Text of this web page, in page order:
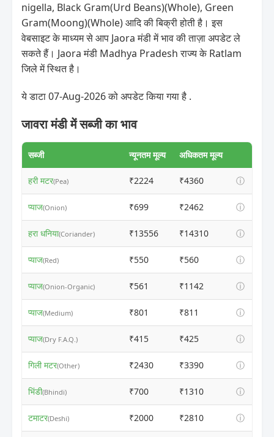
nigella, Black Gram(Urd Beans)(Whole), Green
Gram(Moong)(Whole) आदि की बिक्री होती है। इस
वेबसाइट के माध्यम से आप Jaora मंडी में भाव की ताज़ा अपडेट ले
सकते हैं। Jaora मंडी Madhya Pradesh राज्य के Ratlam
जिले में स्थित है।
ये डाटा 07-Aug-2026 को अपडेट किया गया है .
जावरा मंडी में सब्जी का भाव
सब्जी न्यूनतम मूल्य अधिकतम मूल्य
हरी मटर(Pea) ₹2224 ₹4360 ⓘ
प्याज(Onion) ₹699 ₹2462 ⓘ
हरा धनिया(Coriander) ₹13556 ₹14310 ⓘ
प्याज(Red) ₹550 ₹560 ⓘ
प्याज(Onion-Organic) ₹561 ₹1142 ⓘ
प्याज(Medium) ₹801 ₹811 ⓘ
प्याज(Dry F.A.Q.) ₹415 ₹425 ⓘ
गिली मटर(Other) ₹2430 ₹3390 ⓘ
भिंडी(Bhindi) ₹700 ₹1310 ⓘ
टमाटर(Deshi) ₹2000 ₹2810 ⓘ